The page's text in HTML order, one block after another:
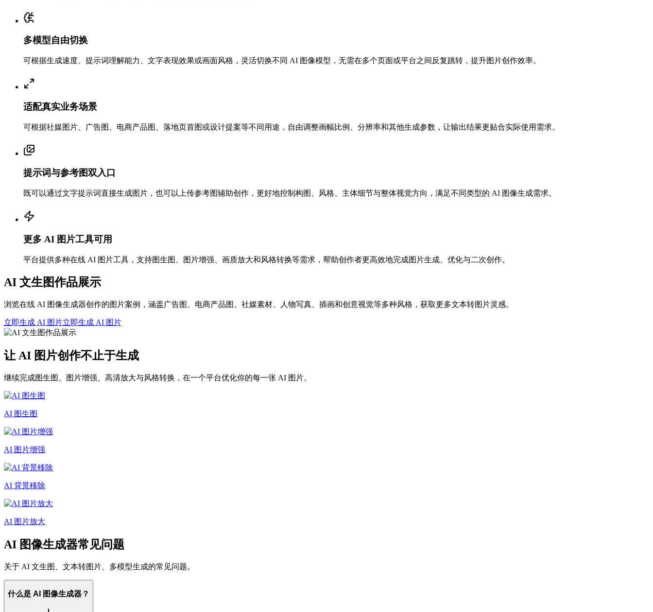
多模型自由切换
可根据生成速度、提示词理解能力、文字表现效果或画面风格，灵活切换不同 AI 图像模型，无需在多个页面或平台之间反复跳转，提升图片创作效率。
适配真实业务场景
可根据社媒图片、广告图、电商产品图、落地页首图或设计提案等不同用途，自由调整画幅比例、分辨率和其他生成参数，让输出结果更贴合实际使用需求。
提示词与参考图双入口
既可以通过文字提示词直接生成图片，也可以上传参考图辅助创作，更好地控制构图、风格、主体细节与整体视觉方向，满足不同类型的 AI 图像生成需求。
更多 AI 图片工具可用
平台提供多种在线 AI 图片工具，支持图生图、图片增强、画质放大和风格转换等需求，帮助创作者更高效地完成图片生成、优化与二次创作。
AI 文生图作品展示
浏览在线 AI 图像生成器创作的图片案例，涵盖广告图、电商产品图、社媒素材、人物写真、插画和创意视觉等多种风格，获取更多文本转图片灵感。
立即生成 AI 图片立即生成 AI 图片
让 AI 图片创作不止于生成
继续完成图生图、图片增强、高清放大与风格转换，在一个平台优化你的每一张 AI 图片。
AI 图生图
AI 图片增强
AI 背景移除
AI 图片放大
AI 图像生成器常见问题
关于 AI 文生图、文本转图片、多模型生成的常见问题。
什么是 AI 图像生成器？